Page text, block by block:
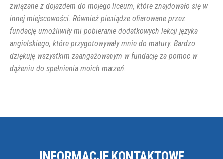
związane z dojazdem do mojego liceum, które znajdowało się w
innej miejscowości. Również pieniądze ofiarowane przez
fundację umożliwiły mi pobieranie dodatkowych lekcji języka
angielskiego, które przygotowywały mnie do matury. Bardzo
dziękuję wszystkim zaangażowanym w fundację za pomoc w
dążeniu do spełnienia moich marzeń.